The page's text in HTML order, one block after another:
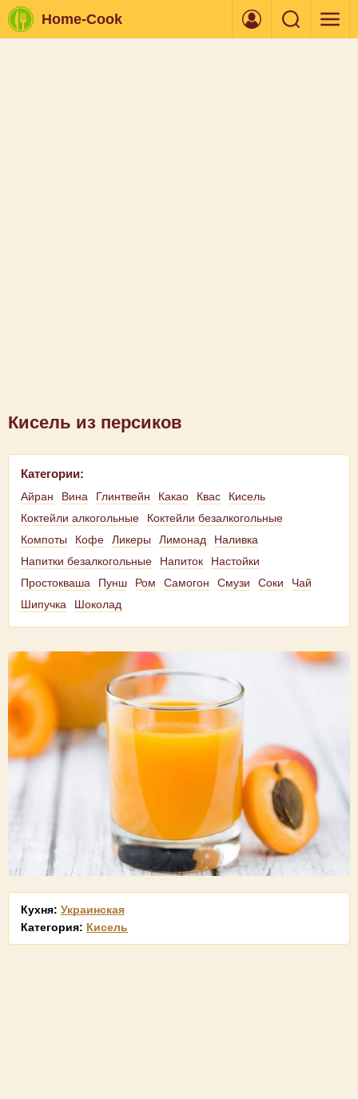
Home-Cook
Кисель из персиков
Категории:
Айран Вина Глинтвейн Какао Квас
Кисель
Коктейли алкогольные
Коктейли безалкогольные
Компоты
Кофе Ликеры Лимонад
Наливка
Напитки безалкогольные
Напиток
Настойки
Простокваша
Пунш Ром Самогон Смузи Соки
Чай
Шипучка
Шоколад
Кухня: Украинская
Категория: Кисель